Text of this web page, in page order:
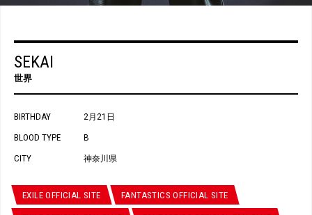
SEKAI
世界
BIRTHDAY 2月21日
BLOOD TYPE B
CITY 神奈川県
EXILE OFFICIAL SITE FANTASTICS OFFICIAL SITE